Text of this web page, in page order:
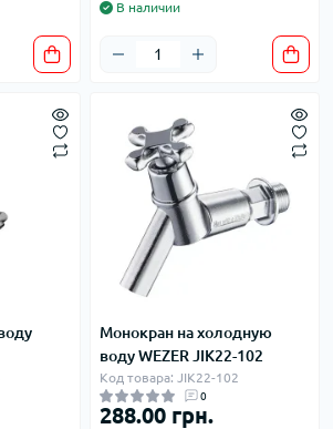
В наличии
Монокран на холодную
воду WEZER JIK22-102
Код товара: JIK22-102
0
288.00 грн.